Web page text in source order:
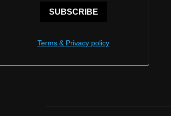
SUBSCRIBE
Terms & Privacy policy